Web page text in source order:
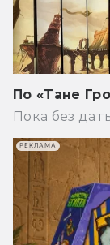
По «Тане
Пока без
РЕКЛАМА